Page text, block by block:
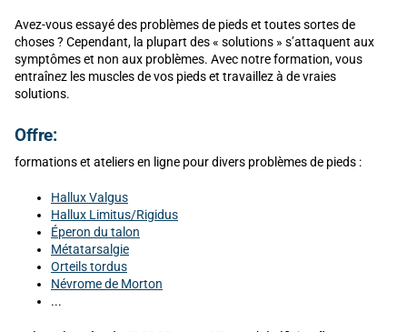
Avez-vous essayé des problèmes de pieds et toutes sortes de
choses ? Cependant, la plupart des « solutions » s’attaquent aux
symptômes et non aux problèmes. Avec notre formation, vous
entraînez les muscles de vos pieds et travaillez à de vraies
solutions.
Offre:
formations et ateliers en ligne pour divers problèmes de pieds :
Hallux Valgus
Hallux Limitus/Rigidus
Éperon du talon
Métatarsalgie
Orteils tordus
Névrome de Morton
...